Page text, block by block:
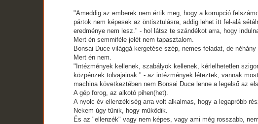
"Ameddig az emberek nem értik meg, hogy a korrupció
pártok nem képesek az öntisztulásra, addig lehet itt fel-alá
eredménye nem lesz." - hol látsz te szándékot arra, hogy
Mert én semmiféle jelét nem tapasztalom.
Bonsai Duce világgá kergetése szép, nemes feladat, de
Mert én nem.
"Intézmények kellenek, szabályok kellenek, kérlelhetetlen
közpénzek tolvajainak." - az intézmények léteztek, vannak
machina következtében nem Bonsai Duce lenne a legelső az
A gép forog, az alkotó pihen(het).
A nyolc év ellenzékiség arra volt alkalmas, hogy a legapróbb
Nekem úgy tűnik, hogy működik.
És az "ellenzék" vagy nem képes, vagy ami még rosszabb,